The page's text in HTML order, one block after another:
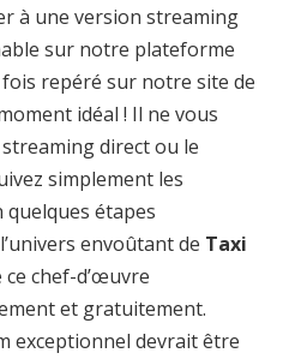
à une version streaming
sur notre plateforme
repéré sur notre site de
idéal ! Il ne vous
direct ou le
simplement les
étapes
envoûtant de Taxi
ce chef-d’œuvre
et gratuitement.
exceptionnel devrait être